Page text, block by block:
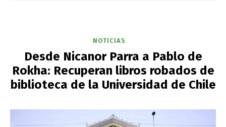
NOTICIAS
Desde Nicanor Parra a Pablo de
Rokha: Recuperan libros robados de
biblioteca de la Universidad de Chile